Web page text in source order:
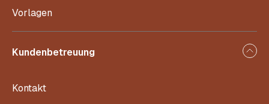
Vorlagen
Kundenbetreuung
Kontakt